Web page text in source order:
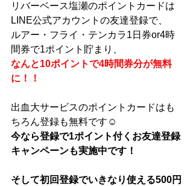
リバーベース塩瀬のポイントカードは
LINE公式アカウントの友達登録で、
ルアー・フライ・テンカラ1日券or4時
間券で1ポイント貯まり、
なんと10ポイントで4時間券分が無料
に！！
出血大サービスのポイントカードはも
ちろん登録も無料です☺
今なら登録で1ポイント付くお友達登録
キャンペーンも実施中です！
そして初回登録でいきなり使える500円